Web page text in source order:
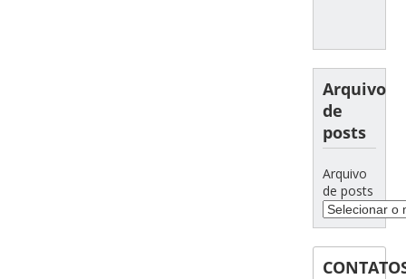
Arquivo
de
posts
Arquivo
de posts